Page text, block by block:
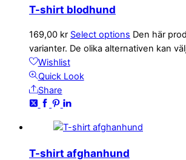
T-shirt blodhund
169,00 kr Select options Den här
varianter. De olika alternativen kan
Wishlist
Quick Look
Share
T-shirt afghanhund